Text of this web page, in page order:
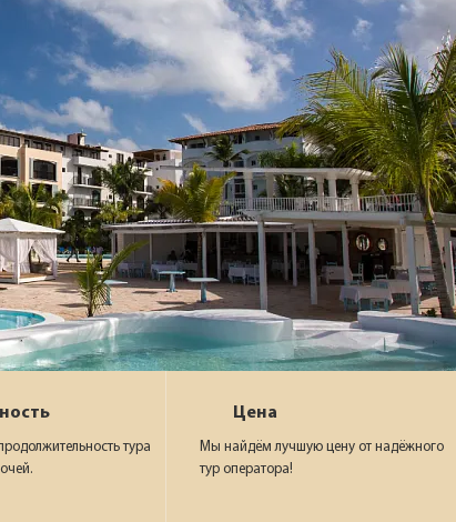
тура
Цена
Мы найдём лучшую цену от надёжного
тур оператора!